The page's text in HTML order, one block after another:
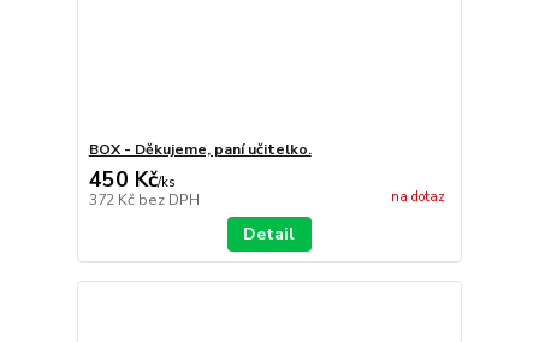
BOX - Děkujeme, paní učitelko.
450 Kč/ks
372 Kč bez DPH na dotaz
Detail